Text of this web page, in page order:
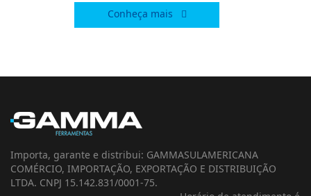
Conheça mais
Importa, garante e distribui: GAMMASULAMERICANA
COMÉRCIO, IMPORTAÇÃO, EXPORTAÇÃO E DISTRIBUIÇÃO
LTDA. CNPJ 15.142.831/0001-75.